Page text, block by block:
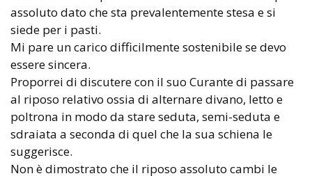
assoluto dato che sta prevalentemente stesa e si
siede per i pasti.
Mi pare un carico difficilmente sostenibile se devo
essere sincera.
Proporrei di discutere con il suo Curante di passare
al riposo relativo ossia di alternare divano, letto e
poltrona in modo da stare seduta, semi-seduta e
sdraiata a seconda di quel che la sua schiena le
suggerisce.
Non è dimostrato che il riposo assoluto cambi le